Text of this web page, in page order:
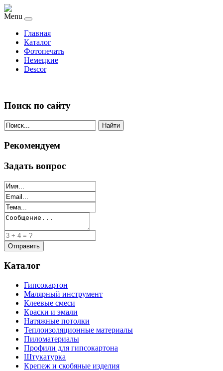
Menu
Главная
Каталог
Фотопечать
Немецкие
Descor
Поиск по сайту
Найти
Рекомендуем
Задать вопрос
Каталог
Гипсокартон
Малярный инструмент
Клеевые смеси
Краски и эмали
Натяжные потолки
Теплоизоляционные материалы
Пиломатериалы
Профили для гипсокартона
Штукатурка
Крепеж и скобяные изделия